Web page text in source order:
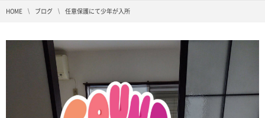
HOME ブログ 任意保護にて少年が入所